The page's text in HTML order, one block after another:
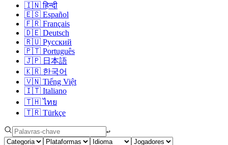
🇮🇳 हिन्दी
🇪🇸 Español
🇫🇷 Français
🇩🇪 Deutsch
🇷🇺 Русский
🇵🇹 Português
🇯🇵 日本語
🇰🇷 한국어
🇻🇳 Tiếng Việt
🇮🇹 Italiano
🇹🇭 ไทย
🇹🇷 Türkçe
↩︎